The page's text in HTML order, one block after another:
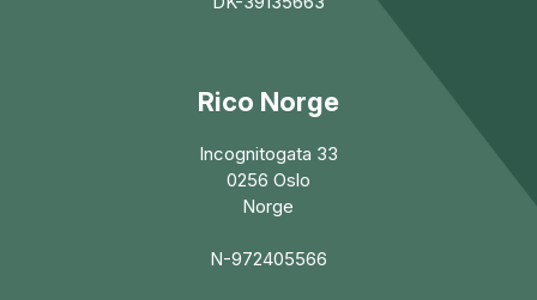
Rico Norge
Incognitogata 33
0256 Oslo
Norge
N-972405566